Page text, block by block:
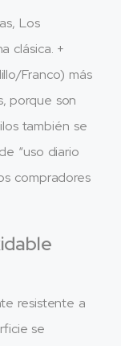
Los
clásica. +
Franco) más
porque son
también se
“uso diario
compradores
resistente a
se